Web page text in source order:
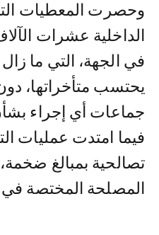
وحصرت المعطيات
الداخلية عشرات
في الجهة، التي ما
يحتسب متأخراتها،
جماعات أي إجراء
فيما امتدت عمليات
تصالحية بمبالغ
المصلحة المختصة في